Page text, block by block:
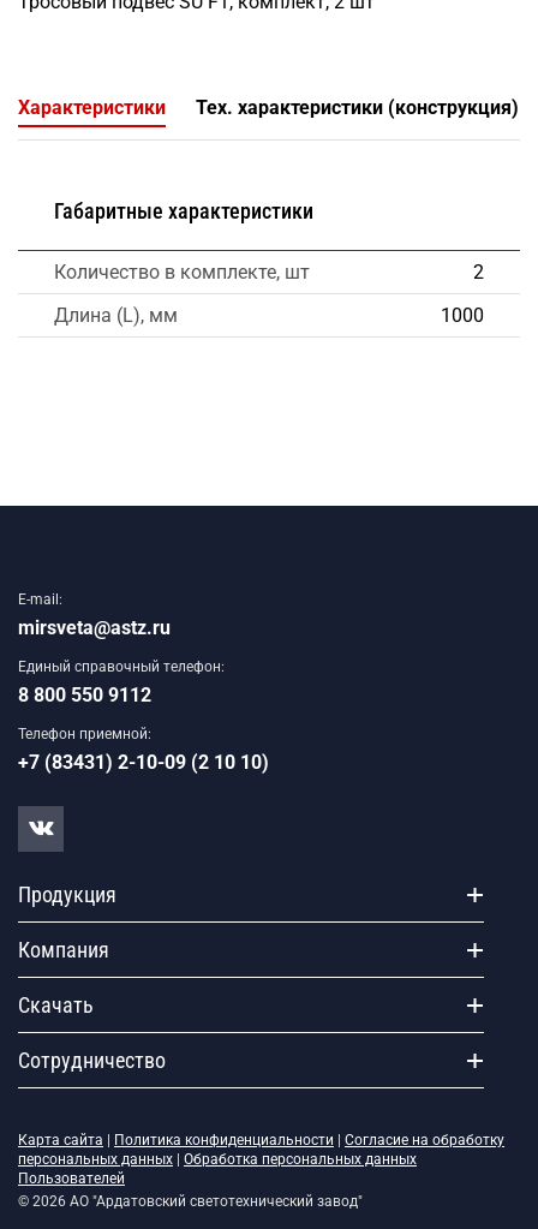
Характеристики Тех. характеристики (конструкция)
Габаритные характеристики
Количество в комплекте, шт
2
Длина (L), мм
1000
E-mail:
mirsveta@astz.ru
Единый справочный телефон:
8 800 550 9112
Телефон приемной:
+7 (83431) 2-10-09 (2 10 10)
Продукция
Компания
Скачать
Сотрудничество
Карта сайта Политика конфиденциальности
Согласие на обработку
персональных данных
Обработка персональных данных
Пользователей
© 2026 АО "Ардатовский светотехнический завод"